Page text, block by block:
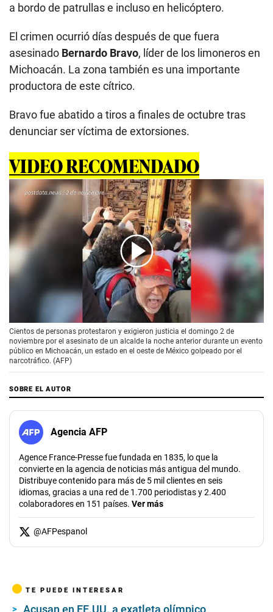
a bordo de patrullas e incluso en helicóptero.
El crimen ocurrió días después de que fuera
asesinado Bernardo Bravo, líder de los limoneros en
Michoacán. La zona también es una importante
productora de este cítrico.
Bravo fue abatido a tiros a finales de octubre tras
denunciar ser víctima de extorsiones.
VIDEO RECOMENDADO
00:00/01:22
Cientos de personas protestaron y exigieron justicia el domingo 2 de
noviembre por el asesinato de un alcalde la noche anterior durante un evento
público en Michoacán, un estado en el oeste de México golpeado por el
narcotráfico. (AFP)
SOBRE EL AUTOR
Agencia AFP
Agence France-Presse fue fundada en 1835, lo que la
convierte en la agencia de noticias más antigua del mundo.
Distribuye contenido para más de 5 mil clientes en seis
idiomas, gracias a una red de 1.700 periodistas y 2.400
colaboradores en 151 países. Ver más
@AFPespanol
TE PUEDE INTERESAR
Acusan en EE.UU. a exatleta olímpico